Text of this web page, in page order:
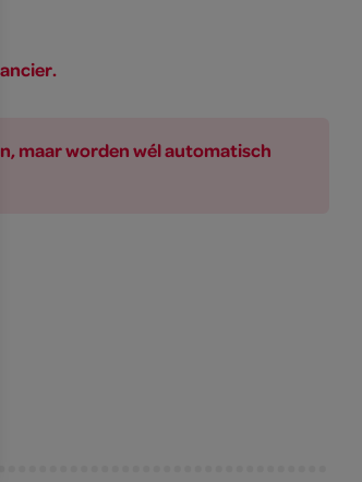
maar worden wél automatisch